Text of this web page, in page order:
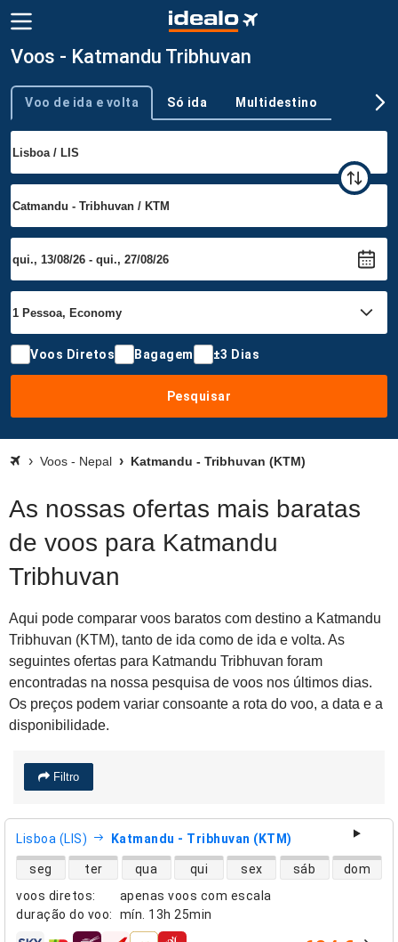
Voos - Katmandu Tribhuvan
Tipo de viagem
Voo de ida e volta Só ida Multidestino
Voos Diretos Bagagem ±3 Dias
Pesquisar
Voos - Nepal Katmandu - Tribhuvan (KTM)
As nossas ofertas mais baratas
de voos para Katmandu
Tribhuvan
Aqui pode comparar voos baratos com destino a Katmandu
Tribhuvan (KTM), tanto de ida como de ida e volta. As
seguintes ofertas para Katmandu Tribhuvan foram
encontradas na nossa pesquisa de voos nos últimos dias.
Os preços podem variar consoante a rota do voo, a data e a
disponibilidade.
Filtro
Lisboa (LIS) Katmandu - Tribhuvan (KTM)
voos diretos:
apenas voos com escala
duração do voo: mín. 13h 25min
disponibilidade de voos diretos
seg ter qua qui sex sáb dom